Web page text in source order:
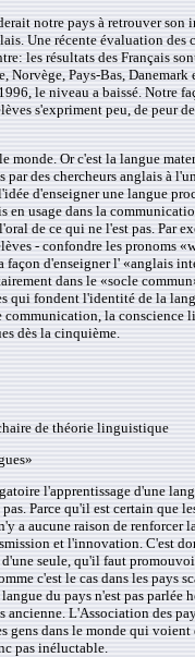
notre pays à retrouver son
Une récente évaluation des
les résultats des Français
Norvège, Pays-Bas, Danemark
le niveau a baissé. Notre
s'expriment peu, de peur
monde. Or c'est la langue
des chercheurs anglais à
d'enseigner une langue
en usage dans la
de ce qui ne l'est pas. Par
- confondre les pronoms
d'enseigner l' «anglais
dans le «socle
qui fondent l'identité de la
communication, la conscience
dès la cinquième.
de théorie linguistique
l'apprentissage d'une
Parce qu'il est certain que
a aucune raison de renforcer
et l'innovation. C'est
seule, qu'il faut
c'est le cas dans les pays
du pays n'est pas parlée
L'Association des
dans le monde qui voient
pas inéluctable.